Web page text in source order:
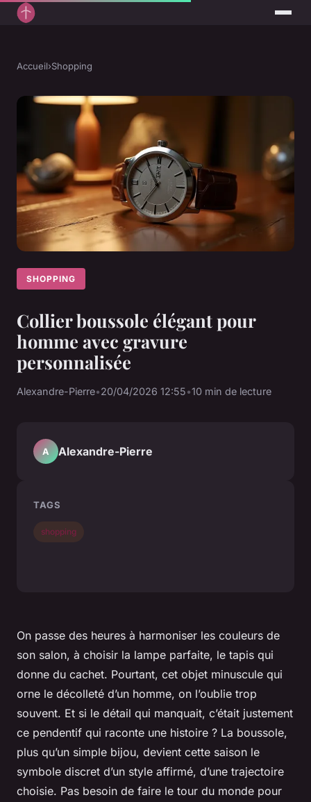
Accueil›Shopping
SHOPPING
Collier boussole élégant pour
homme avec gravure
personnalisée
Alexandre-Pierre•20/04/2026 12:55•10 min de lecture
On passe des heures à harmoniser les couleurs de
son salon, à choisir la lampe parfaite, le tapis qui
donne du cachet. Pourtant, cet objet minuscule qui
orne le décolleté d’un homme, on l’oublie trop
souvent. Et si le détail qui manquait, c’était justement
ce pendentif qui raconte une histoire ? La boussole,
plus qu’un simple bijou, devient cette saison le
symbole discret d’un style affirmé, d’une trajectoire
choisie. Pas besoin de faire le tour du monde pour
A Alexandre-Pierre
TAGS
shopping